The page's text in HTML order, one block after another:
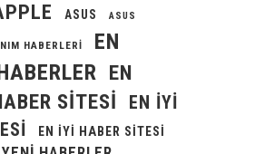
ASUS ASUS
HABERLERI
EN
EN
SITESI
EN IYI
EN IYI HABER SITESI